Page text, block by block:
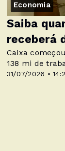
Economia
31/07/2026 •
Saiba
receberá
Caixa
138 mi de